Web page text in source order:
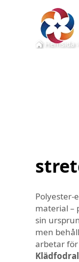
Hemsida
Polyester-
material –
sin
men
arbetar
Klädfodral